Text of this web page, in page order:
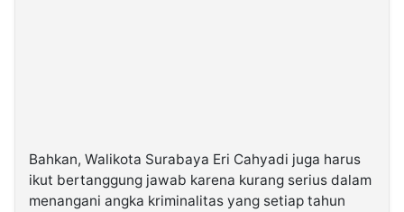
Bahkan, Walikota Surabaya Eri Cahyadi juga harus
ikut bertanggung jawab karena kurang serius dalam
menangani angka kriminalitas yang setiap tahun